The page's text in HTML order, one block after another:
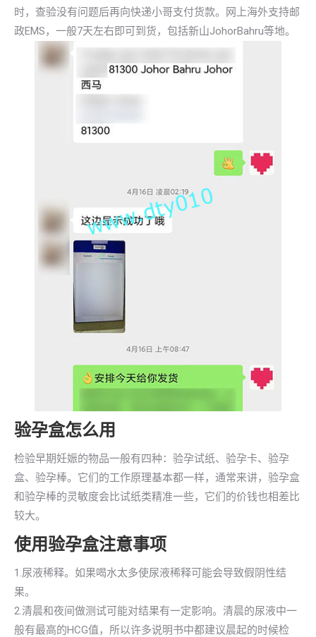
时，查验没有问题后再向快递小哥支付货款。网上海外支持邮
政EMS，一般7天左右即可到货，包括新山JohorBahru等地。
验孕盒怎么用
检验早期妊娠的物品一般有四种：验孕试纸、验孕卡、验孕
盒、验孕棒。它们的工作原理基本都一样，通常来讲，验孕盒
和验孕棒的灵敏度会比试纸类精准一些，它们的价钱也相差比
较大。
使用验孕盒注意事项
1.尿液稀释。如果喝水太多使尿液稀释可能会导致假阴性结
果。
2.清晨和夜间做测试可能对结果有一定影响。清晨的尿液中一
般有最高的HCG值，所以许多说明书中都建议晨起的时候检